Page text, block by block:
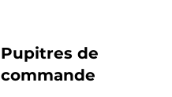
Pupitres de
commande